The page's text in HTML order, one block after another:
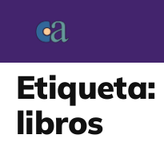
Etiqueta:
libros